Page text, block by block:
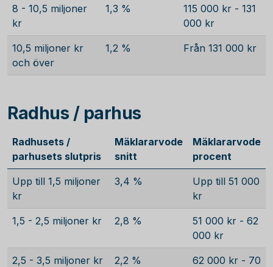
8 - 10,5 miljoner
kr
1,3 %
115 000 kr - 131
000 kr
10,5 miljoner kr
och över
1,2 % Från 131 000 kr
Radhus / parhus
Radhusets /
parhusets slutpris
Mäklararvode
snitt
Mäklararvode
procent
Upp till 1,5 miljoner
kr
3,4 %
Upp till 51 000
kr
1,5 - 2,5 miljoner kr 2,8 %
51 000 kr - 62
000 kr
2,5 - 3,5 miljoner kr 2,2 %
62 000 kr - 70